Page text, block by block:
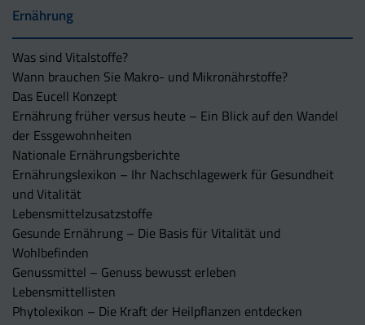
Ernährung
Was sind Vitalstoffe?
Wann brauchen Sie Makro- und Mikronährstoffe?
Das Eucell Konzept
Ernährung früher versus heute – Ein Blick auf den Wandel
der Essgewohnheiten
Nationale Ernährungsberichte
Ernährungslexikon – Ihr Nachschlagewerk für Gesundheit
und Vitalität
Lebensmittelzusatzstoffe
Gesunde Ernährung – Die Basis für Vitalität und
Wohlbefinden
Genussmittel – Genuss bewusst erleben
Lebensmittellisten
Phytolexikon – Die Kraft der Heilpflanzen entdecken